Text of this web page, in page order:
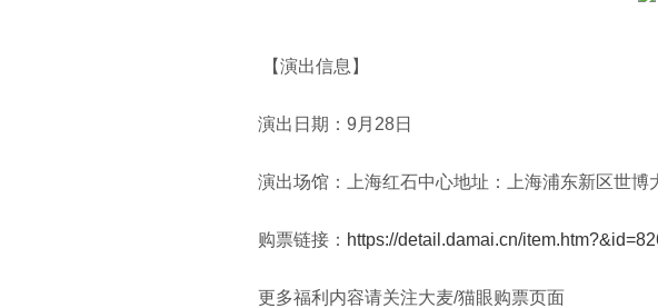
【演出信息】
演出日期： 9 月 28日
演出场馆：上海红石中心地址：上海浦东新区世博
购票链接： https://detail.damai.cn/
更多福利内容请关注大麦/猫眼购票页面